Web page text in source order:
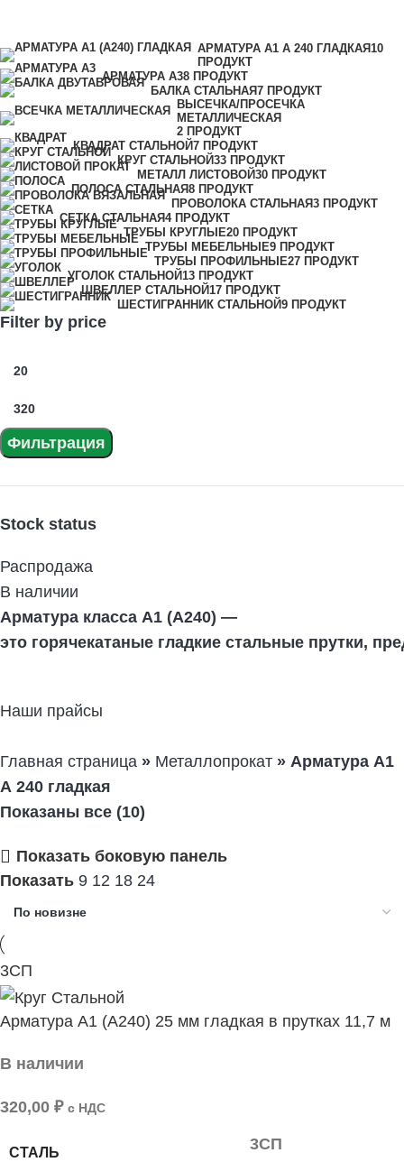
АРМАТУРА А1 А 240 ГЛАДКАЯ10
ПРОДУКТ
АРМАТУРА А38 ПРОДУКТ
БАЛКА СТАЛЬНАЯ7 ПРОДУКТ
ВЫСЕЧКА/ПРОСЕЧКА
МЕТАЛЛИЧЕСКАЯ
2 ПРОДУКТ
КВАДРАТ СТАЛЬНОЙ7 ПРОДУКТ
КРУГ СТАЛЬНОЙ33 ПРОДУКТ
МЕТАЛЛ ЛИСТОВОЙ30 ПРОДУКТ
ПОЛОСА СТАЛЬНАЯ8 ПРОДУКТ
ПРОВОЛОКА СТАЛЬНАЯ3 ПРОДУКТ
СЕТКА СТАЛЬНАЯ4 ПРОДУКТ
ТРУБЫ КРУГЛЫЕ20 ПРОДУКТ
ТРУБЫ МЕБЕЛЬНЫЕ9 ПРОДУКТ
ТРУБЫ ПРОФИЛЬНЫЕ27 ПРОДУКТ
УГОЛОК СТАЛЬНОЙ13 ПРОДУКТ
ШВЕЛЛЕР СТАЛЬНОЙ17 ПРОДУКТ
ШЕСТИГРАННИК СТАЛЬНОЙ9 ПРОДУКТ
Filter by price
Фильтрация
Stock status
Распродажа
В наличии
Арматура класса А1 (А240) —
это горячекатаные гладкие стальные прутки,
Наши прайсы
Главная страница » Металлопрокат » Арматура А1
А 240 гладкая
Показаны все (10)
Показать боковую панель
Показать 9 12 18 24
3СП
Арматура А1 (А240) 25 мм гладкая в прутках 11,7 м
В наличии
320,00 ₽ с НДС
СТАЛЬ 3СП